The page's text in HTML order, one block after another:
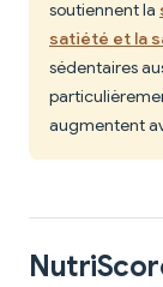
soutiennent la
satiété et la
sédentaires
augmentent